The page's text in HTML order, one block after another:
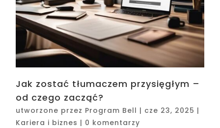
Jak zostać tłumaczem przysięgłym –
od czego zacząć?
utworzone przez Program Bell | cze 23, 2025 |
Kariera i biznes | 0 komentarzy